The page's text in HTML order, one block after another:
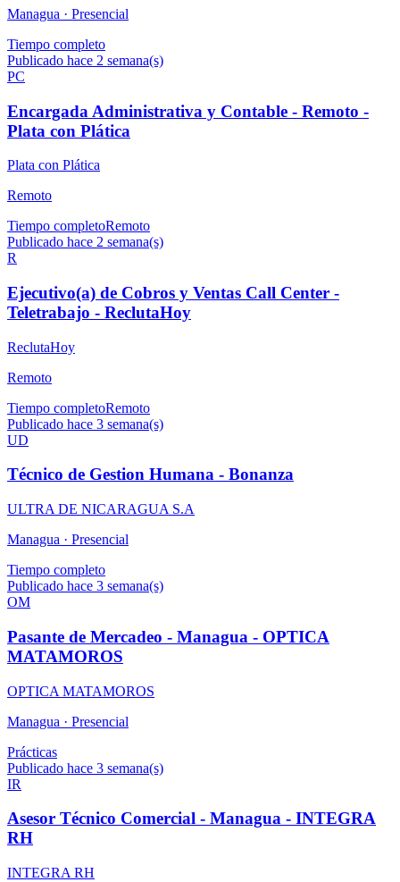
Managua · Presencial
Tiempo completo
Publicado hace 2 semana(s)
PC
Encargada Administrativa y Contable - Remoto -
Plata con Plática
Plata con Plática
Remoto
Tiempo completoRemoto
Publicado hace 2 semana(s)
R
Ejecutivo(a) de Cobros y Ventas Call Center -
Teletrabajo - ReclutaHoy
ReclutaHoy
Remoto
Tiempo completoRemoto
Publicado hace 3 semana(s)
UD
Técnico de Gestion Humana - Bonanza
ULTRA DE NICARAGUA S.A
Managua · Presencial
Tiempo completo
Publicado hace 3 semana(s)
OM
Pasante de Mercadeo - Managua - OPTICA
MATAMOROS
OPTICA MATAMOROS
Managua · Presencial
Prácticas
Publicado hace 3 semana(s)
IR
Asesor Técnico Comercial - Managua - INTEGRA
RH
INTEGRA RH